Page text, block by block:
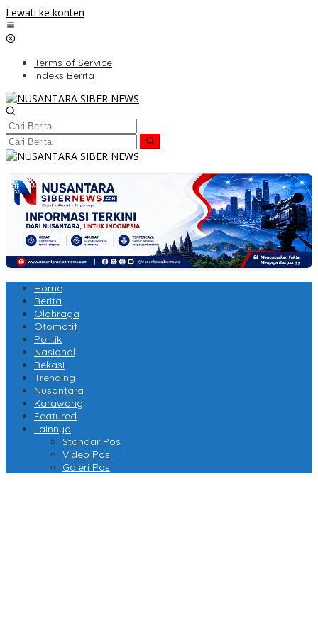
Lewati ke konten
Terms of Service
Indeks Berita
Home
Berita
Olahraga
Otomatif
Politik
Nasional
Bekasi
Trending
Nusantara
Karawang
Featured
Lainnya
Standar Pos
Video Pos
Galeri Pos